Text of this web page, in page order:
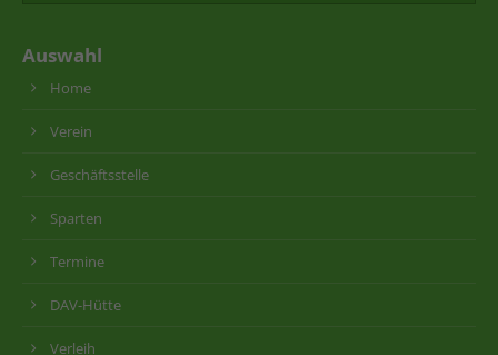
Auswahl
Home
Verein
Geschäftsstelle
Sparten
Termine
DAV-Hütte
Verleih